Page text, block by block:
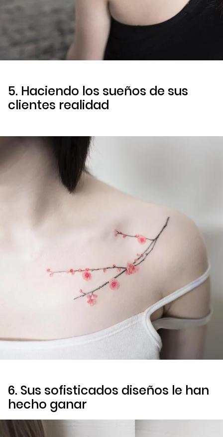
5. Haciendo los sueños de sus
clientes realidad
6. Sus sofisticados diseños le han
hecho ganar